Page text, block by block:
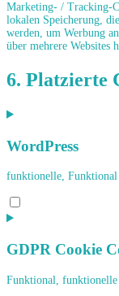
Marketing- / Tracking-
lokalen Speicherung,
werden, um Werbung
über mehrere Websites
6. Platzierte
WordPress
funktionelle, Funktional
Consent
to
service
GDPR Cookie
Funktional, funktionelle